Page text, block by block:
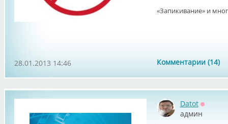
«Запикивание» и
Комментарии (14)
28.01.2013 14:46
Datot
админ